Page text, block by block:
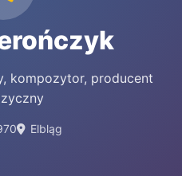
kompozytor, producent
Elbląg